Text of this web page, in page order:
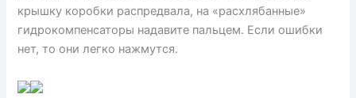
крышку коробки распредвала, на «расхлябанные»
гидрокомпенсаторы надавите пальцем. Если ошибки
нет, то они легко нажмутся.